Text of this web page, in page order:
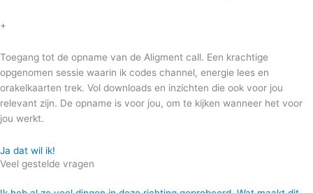
+
Toegang tot de opname van de Aligment call. Een krachtige
opgenomen sessie waarin ik codes channel, energie lees en
orakelkaarten trek. Vol downloads en inzichten die ook voor jou
relevant zijn. De opname is voor jou, om te kijken wanneer het voor
jou werkt.
Ja dat wil ik!
Veel gestelde vragen